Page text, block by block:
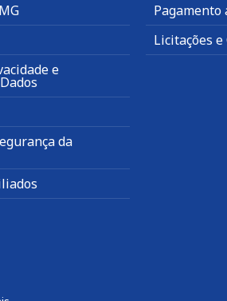
e
da
Pagamento
Licitações e